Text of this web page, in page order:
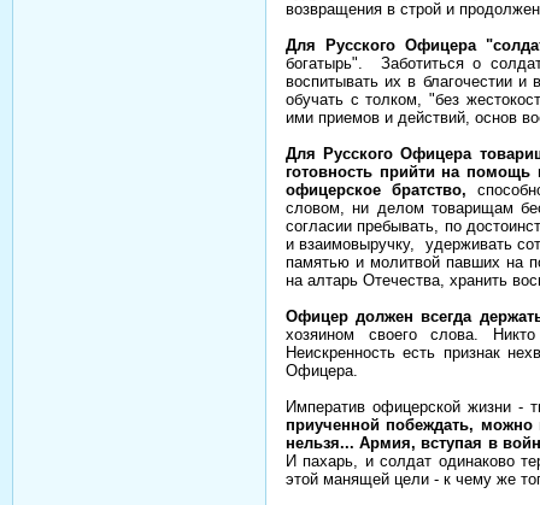
возвращения в строй и
Для Русского Офицера
богатырь". Заботиться о
воспитывать их в благочестии и
обучать с толком, "без
ими приемов и действий, основ
Для Русского Офицера
готовность прийти на
офицерское братство,
словом, ни делом товарищам
согласии пребывать, по
и взаимовыручку, удерживать
памятью и молитвой павших на
на алтарь Отечества, хранить
Офицер должен всегда
хозяином своего слова.
Неискренность есть признак
Офицера.
Императив офицерской жизни -
приученной побеждать, можно
нельзя... Армия, вступая в
И пахарь, и солдат одинаково
этой манящей цели - к чему же